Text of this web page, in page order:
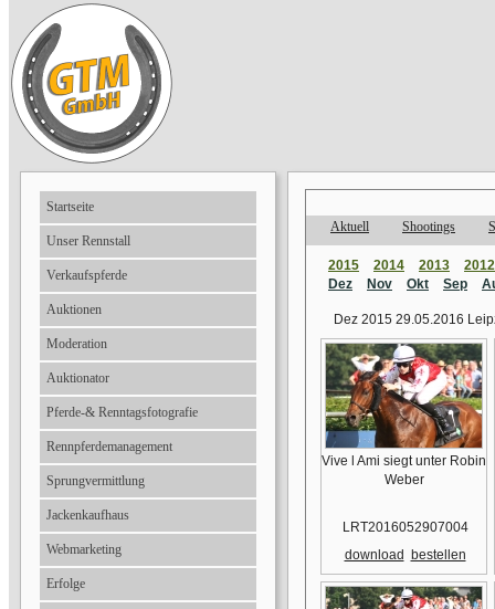
Startseite
Unser Rennstall
Verkaufspferde
Auktionen
Moderation
Auktionator
Pferde-& Renntagsfotografie
Rennpferdemanagement
Sprungvermittlung
Jackenkaufhaus
Webmarketing
Erfolge
Aktuell Shootings
2015 2014 2013
2012
Dez
Nov Okt Sep
Dez 2015 29.05.2016
Vive l Ami siegt unter Robin
Weber
LRT2016052907004
download
bestellen